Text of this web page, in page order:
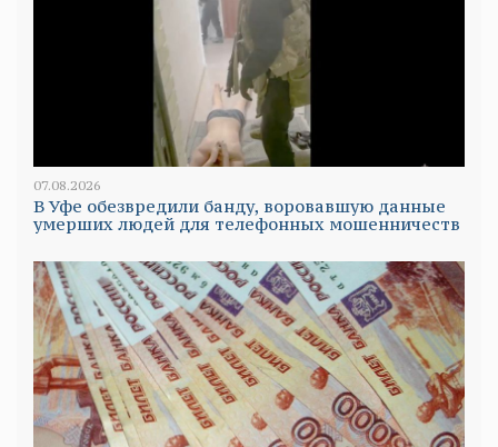
07.08.2026
В Уфе обезвредили банду, воровавшую данные
умерших людей для телефонных мошенничеств